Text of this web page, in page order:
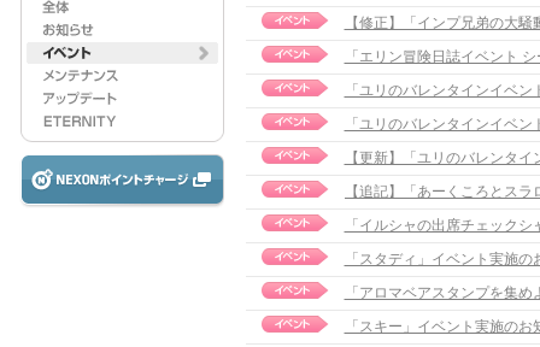
【修正】「インプ兄弟の大
「エリン冒険日誌イベント
「ユリのバレンタインイベ
「ユリのバレンタインイベ
【更新】「ユリのバレンタ
「イルシャの出席チェック
「スタディ」イベント実施の
「アロマベアスタンプを集
「スキー」イベント実施のお